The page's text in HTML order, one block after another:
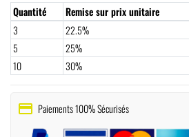
Quantité Remise sur prix unitaire
3
22.5%
5
25%
10
30%
payment Paiements 100% Sécurisés